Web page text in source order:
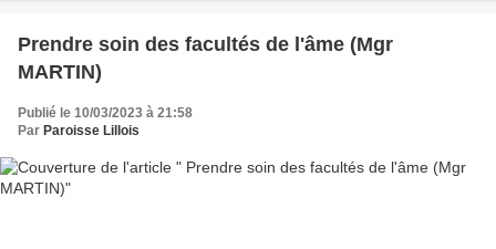
Prendre soin des facultés de l'âme (Mgr
MARTIN)
Publié le 10/03/2023 à 21:58
Par Paroisse Lillois